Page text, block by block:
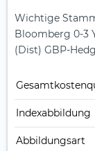
Wichtige
Bloomberg 0-3
(Dist) GBP-
Index­abbildung
Abbildungs­art